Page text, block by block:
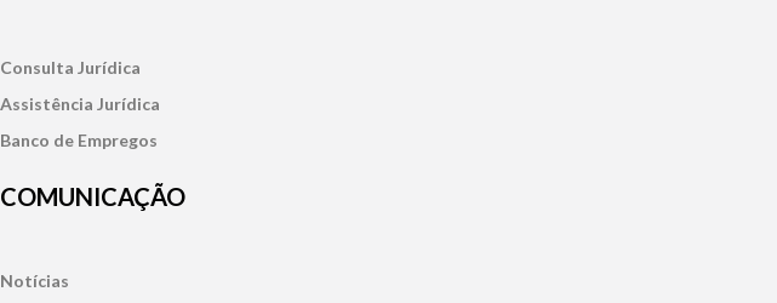
Consulta Jurídica
Assistência Jurídica
Banco de Empregos
COMUNICAÇÃO
Notícias